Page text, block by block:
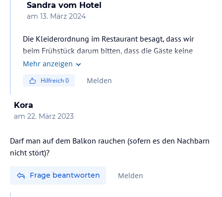
Sandra vom Hotel
am 13. März 2024
Die Kleiderordnung im Restaurant besagt, dass wir
beim Frühstück darum bitten, dass die Gäste keine
Strandbekleidung tragen.
Mehr anzeigen
Hilfreich0 Melden
Kora
am 22. März 2023
Darf man auf dem Balkon rauchen (sofern es den Nachbarn
nicht stört)?
Frage beantworten Melden